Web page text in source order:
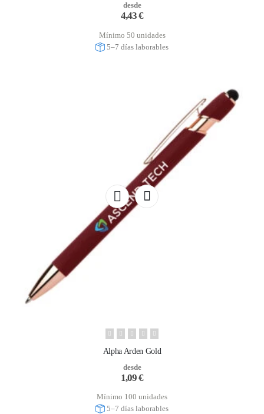
desde
4,43€
Mínimo 50 unidades
5–7 días laborables
Alpha Arden Gold
desde
1,09€
Mínimo 100 unidades
5–7 días laborables